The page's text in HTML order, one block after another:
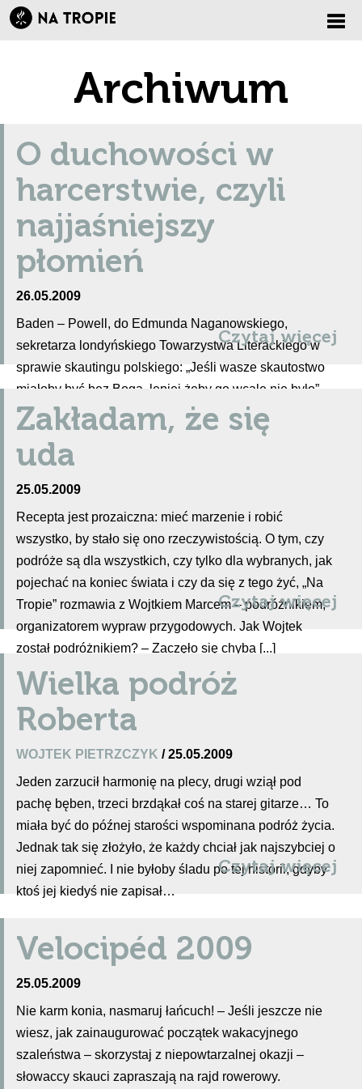
Archiwum
O duchowości w
harcerstwie, czyli
najjaśniejszy
płomień
26.05.2009
Baden – Powell, do Edmunda Naganowskiego,
sekretarza londyńskiego Towarzystwa Literackiego w
sprawie skautingu polskiego: „Jeśli wasze skautostwo
miałoby być bez Boga, lepiej żeby go wcale nie było”
Czytaj więcej
Zakładam, że się
uda
25.05.2009
Recepta jest prozaiczna: mieć marzenie i robić
wszystko, by stało się ono rzeczywistością. O tym, czy
podróże są dla wszystkich, czy tylko dla wybranych, jak
pojechać na koniec świata i czy da się z tego żyć, „Na
Tropie” rozmawia z Wojtkiem Marcem – podróżnikiem,
organizatorem wypraw przygodowych. Jak Wojtek
został podróżnikiem? – Zaczęło się chyba [...]
Czytaj więcej
Wielka podróż
Roberta
WOJTEK PIETRZCZYK / 25.05.2009
Jeden zarzucił harmonię na plecy, drugi wziął pod
pachę bęben, trzeci brzdąkał coś na starej gitarze… To
miała być do późnej starości wspominana podróż życia.
Jednak tak się złożyło, że każdy chciał jak najszybciej o
niej zapomnieć. I nie byłoby śladu po tej historii, gdyby
ktoś jej kiedyś nie zapisał…
Czytaj więcej
Velocipéd 2009
25.05.2009
Nie karm konia, nasmaruj łańcuch! – Jeśli jeszcze nie
wiesz, jak zainaugurować początek wakacyjnego
szaleństwa – skorzystaj z niepowtarzalnej okazji –
słowaccy skauci zapraszają na rajd rowerowy.